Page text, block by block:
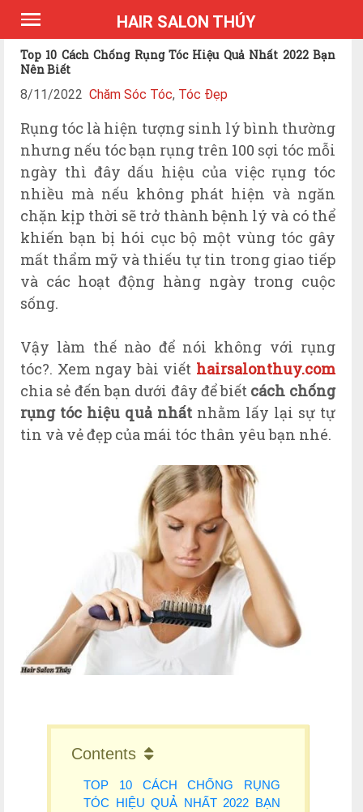
*Expires Headers
HAIR SALON THÚY
Top 10 Cách Chống Rụng Tóc Hiệu Quả Nhất 2022 Bạn
Nên Biết
8/11/2022 Chăm Sóc Tóc, Tóc Đẹp
Rụng tóc là hiện tượng sinh lý bình thường
nhưng nếu tóc bạn rụng trên 100 sợi tóc mỗi
ngày thì đây dấu hiệu của việc rụng tóc
nhiều mà nếu không phát hiện và ngăn
chặn kịp thời sẽ trở thành bệnh lý và có thể
khiến bạn bị hói cục bộ một vùng tóc gây
mất thẩm mỹ và thiếu tự tin trong giao tiếp
và các hoạt động hàng ngày trong cuộc
sống.
Vậy làm thế nào để nói không với rụng
tóc?. Xem ngay bài viết hairsalonthuy.com
chia sẻ đến bạn dưới đây để biết cách chống
rụng tóc hiệu quả nhất nhằm lấy lại sự tự
tin và vẻ đẹp của mái tóc thân yêu bạn nhé.
Contents
TOP 10 CÁCH CHỐNG RỤNG
TÓC HIỆU QUẢ NHẤT 2022 BẠN